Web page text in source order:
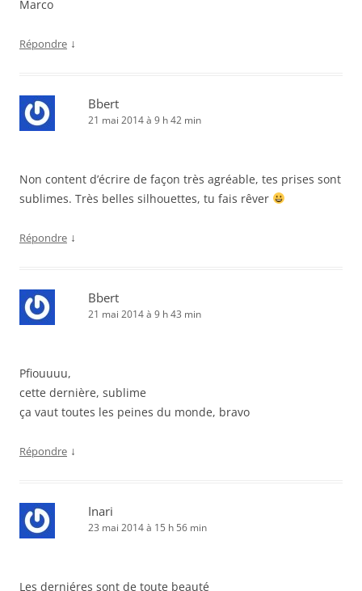
Marco
Répondre ↓
Bbert
21 mai 2014 à 9 h 42 min
Non content d’écrire de façon très agréable, tes prises sont
sublimes. Très belles silhouettes, tu fais rêver
Répondre ↓
Bbert
21 mai 2014 à 9 h 43 min
Pfiouuuu,
cette dernière, sublime
ça vaut toutes les peines du monde, bravo
Répondre ↓
Inari
23 mai 2014 à 15 h 56 min
Les derniéres sont de toute beauté